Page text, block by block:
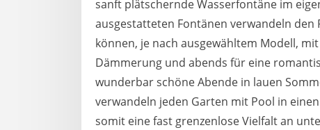
sanft plätschernde Wasserfontäne im
ausgestatteten Fontänen verwandeln
können, je nach ausgewähltem Modell,
Dämmerung und abends für eine
wunderbar schöne Abende in lauen
verwandeln jeden Garten mit Pool in
somit eine fast grenzenlose Vielfalt an